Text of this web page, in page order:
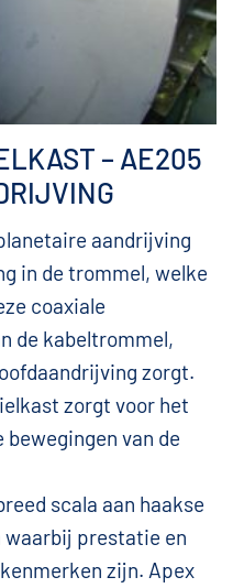
– AE205
aandrijving
in de trommel, welke
coaxiale
de kabeltrommel,
zorgt.
zorgt voor het
van de
scala aan haakse
prestatie en
zijn. Apex